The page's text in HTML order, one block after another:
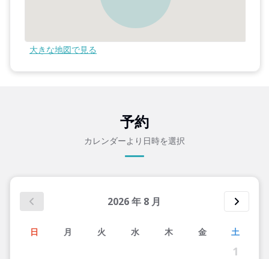
大きな地図で見る
予約
カレンダーより日時を選択
2026年 8 月
日 月 火 水 木 金 土
1